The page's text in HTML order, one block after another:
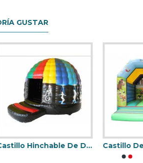
GUSTAR
Castillo Hinchable De Discoteca Castillo De Salto